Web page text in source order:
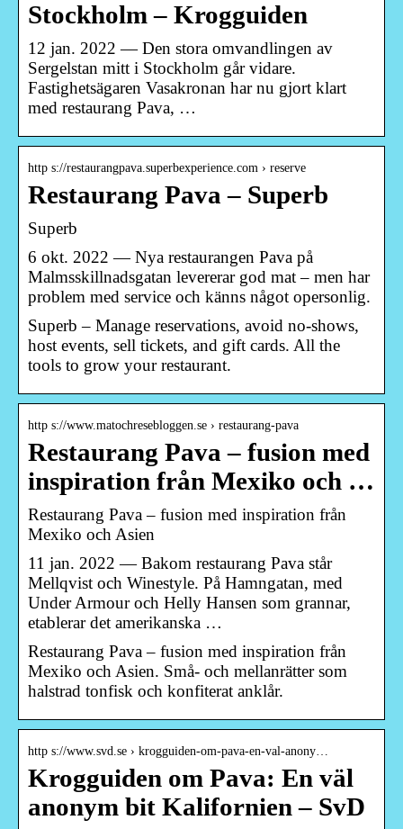
Stockholm – Krogguiden
12 jan. 2022 — Den stora omvandlingen av
Sergelstan mitt i Stockholm går vidare.
Fastighetsägaren Vasakronan har nu gjort klart
med restaurang Pava, …
http s://restaurangpava.superbexperience.com › reserve
Restaurang Pava – Superb
Superb
6 okt. 2022 — Nya restaurangen Pava på
Malmsskillnadsgatan levererar god mat – men har
problem med service och känns något opersonlig.
Superb – Manage reservations, avoid no-shows,
host events, sell tickets, and gift cards. All the
tools to grow your restaurant.
http s://www.matochresebloggen.se › restaurang-pava
Restaurang Pava – fusion med
inspiration från Mexiko och …
Restaurang Pava – fusion med inspiration från
Mexiko och Asien
11 jan. 2022 — Bakom restaurang Pava står
Mellqvist och Winestyle. På Hamngatan, med
Under Armour och Helly Hansen som grannar,
etablerar det amerikanska …
Restaurang Pava – fusion med inspiration från
Mexiko och Asien. Små- och mellanrätter som
halstrad tonfisk och konfiterat anklår.
http s://www.svd.se › krogguiden-om-pava-en-val-anony…
Krogguiden om Pava: En väl
anonym bit Kalifornien – SvD